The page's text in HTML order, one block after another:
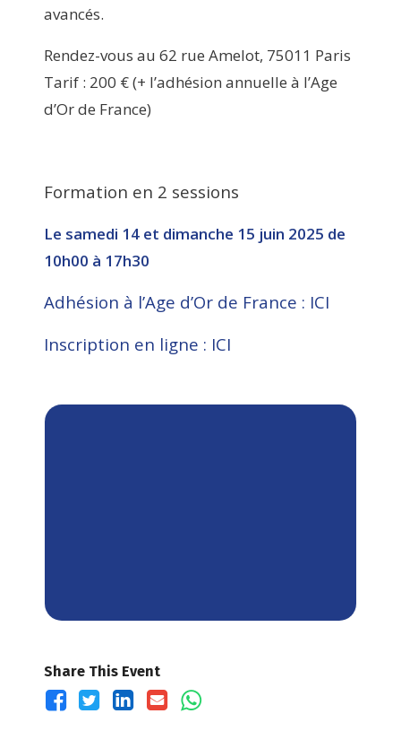
avancés.
Rendez-vous au 62 rue Amelot, 75011 Paris
Tarif : 200 € (+ l’adhésion annuelle à l’Age
d’Or de France)
Formation en 2 sessions
Le samedi 14 et dimanche 15 juin 2025 de
10h00 à 17h30
Adhésion à l’Age d’Or de France : ICI
Inscription en ligne : ICI
Share This Event